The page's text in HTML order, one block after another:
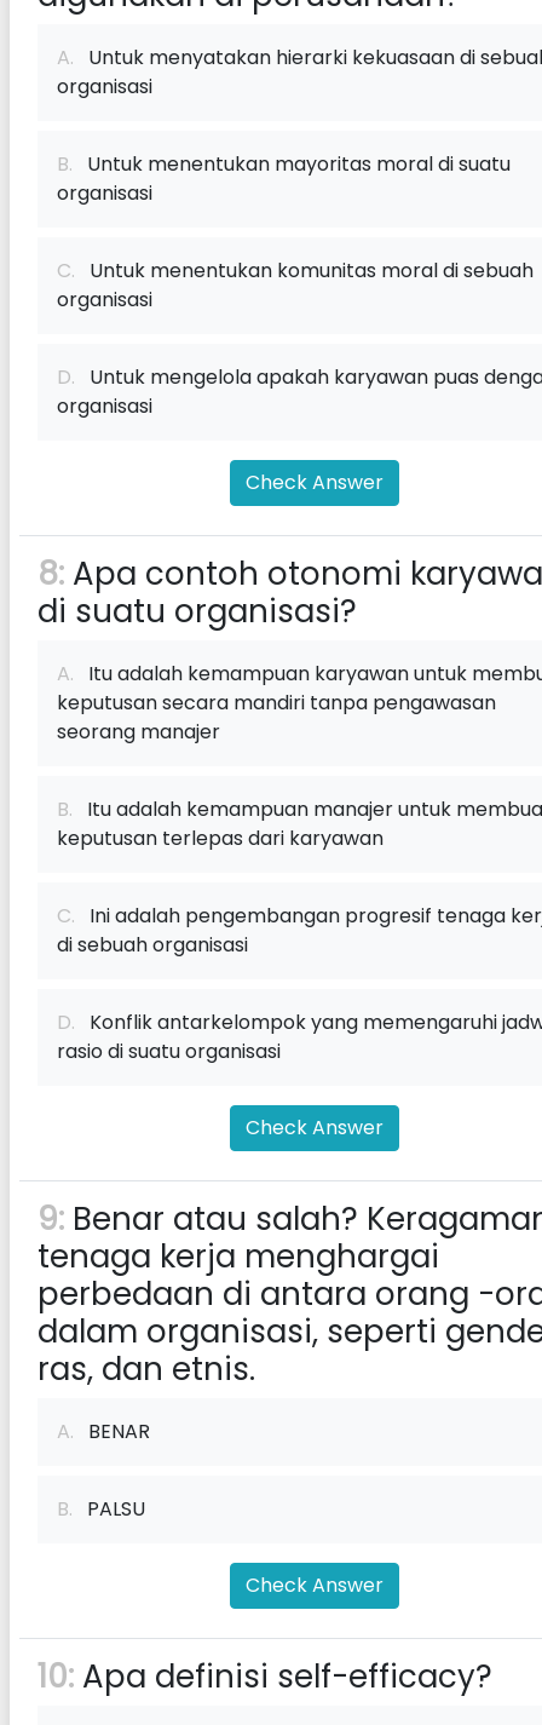
A. Untuk menyatakan hierarki kekuasaan di
organisasi
B. Untuk menentukan mayoritas moral di suatu
organisasi
C. Untuk menentukan komunitas moral di sebuah
organisasi
D. Untuk mengelola apakah karyawan puas
organisasi
Check Answer
8: Apa contoh otonomi
di suatu organisasi?
A. Itu adalah kemampuan karyawan untuk
keputusan secara mandiri tanpa pengawasan
seorang manajer
B. Itu adalah kemampuan manajer untuk
keputusan terlepas dari karyawan
C. Ini adalah pengembangan progresif tenaga
di sebuah organisasi
D. Konflik antarkelompok yang memengaruhi
rasio di suatu organisasi
Check Answer
9: Benar atau salah?
tenaga kerja menghargai
perbedaan di antara orang -
dalam organisasi, seperti
ras, dan etnis.
A. BENAR
B. PALSU
Check Answer
10: Apa definisi self-efficacy?